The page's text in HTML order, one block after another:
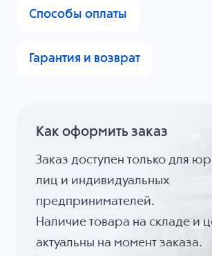
Способы оплаты
Гарантия и возврат
Как оформить заказ
Заказ доступен только для
лиц и индивидуальных
предпринимателей.
Наличие товара на складе и
актуальны на момент заказа.